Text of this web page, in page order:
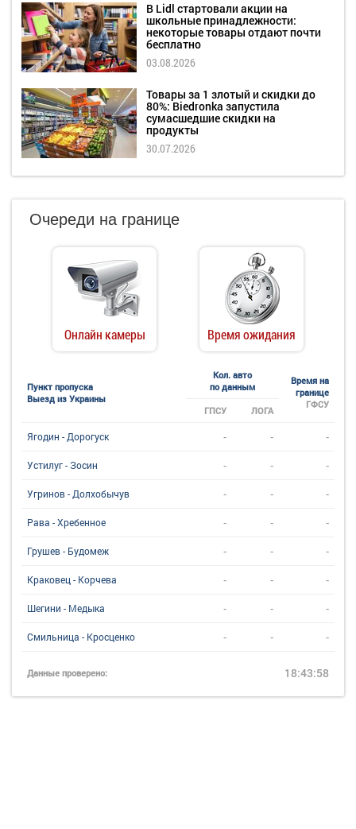
В Lidl стартовали акции на
школьные принадлежности:
некоторые товары отдают почти
бесплатно
03.08.2026
Товары за 1 злотый и скидки до
80%: Biedronka запустила
сумасшедшие скидки на
продукты
30.07.2026
Очереди на границе
Онлайн камеры Время ожидания
Пункт пропуска
Выезд из Украины
Кол. авто
по данным
Время на
границе
ГФСУ
ГПСУ ЛОГА
Ягодин - Дорогуск - - -
Устилуг - Зосин - - -
Угринов - Долхобычув - - -
Рава - Хребенное - - -
Грушев - Будомеж - - -
Краковец - Корчева - - -
Шегини - Медыка - - -
Смильница - Кросценко - - -
Данные проверено: 18:43:58